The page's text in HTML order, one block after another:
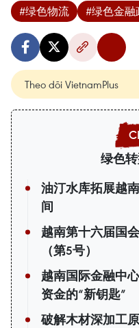
#绿色物流 #绿色金融
Theo dõi VietnamPlus
绿色
油汀水库拓展越
间
越南第十六届国
（第5号）
越南国际金融中
资金的“新钥匙”
破解木材深加工